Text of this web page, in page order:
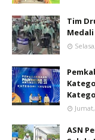
Tim
Medali
ASN